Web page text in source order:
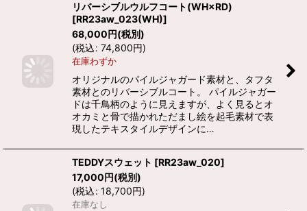
リバーシブルウルフコート(WH×RD)
[RR23aw_023(WH)]
68,000円(税別)
(税込: 74,800円)
在庫わずか
オリジナルのパイルジャガード素材と、タフタ
素材とのリバーシブルコート。 パイルジャガー
ドは千鳥柄のように見えますが、よく見るとオ
オカミと骨で描かれただまし絵を起毛素材で表
現したテキスタイルデザインに…
TEDDYスウェット [RR23aw_020]
17,000円(税別)
(税込: 18,700円)
在庫なし